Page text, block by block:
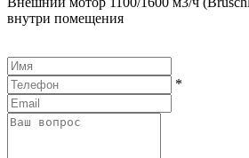
внутри помещения
*